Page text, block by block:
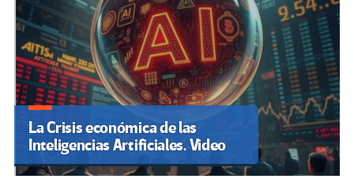
La Crisis económica de las
Inteligencias Artificiales. Video